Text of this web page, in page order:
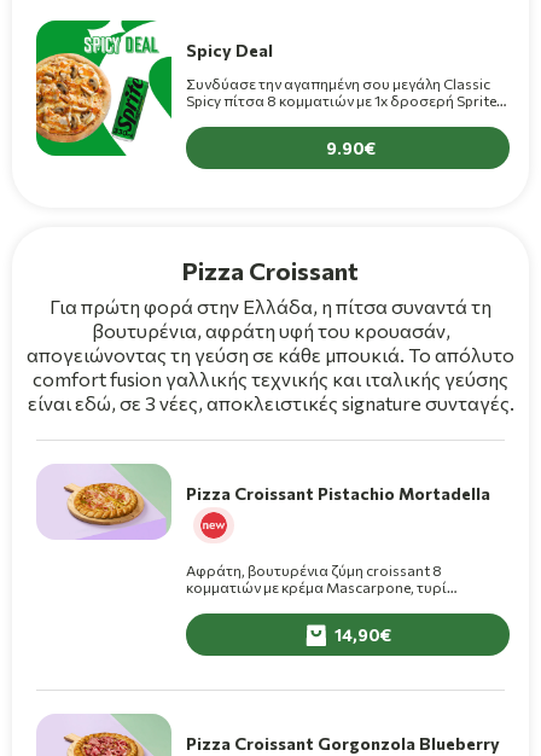
Spicy Deal
Συνδύασε την αγαπημένη σου μεγάλη Classic
Spicy πίτσα 8 κομματιών με 1x δροσερή Sprite
Premium)
9.90
Pizza Croissant
Για πρώτη φορά στην Ελλάδα, η πίτσα συναντά τη
βουτυρένια, αφράτη υφή του κρουασάν,
απογειώνοντας τη γεύση σε κάθε μπουκιά. Το απόλυτο
comfort fusion γαλλικής τεχνικής και ιταλικής γεύσης
είναι εδώ, σε 3 νέες, αποκλειστικές signature συνταγές.
Pizza Croissant Pistachio Mortadella
Αφράτη, βουτυρένια ζύμη croissant 8
κομματιών με κρέμα Mascarpone, τυρί
φιστικιού και τριμμένο φιστίκι on top.
14,90
Pizza Croissant Gorgonzola Blueberry